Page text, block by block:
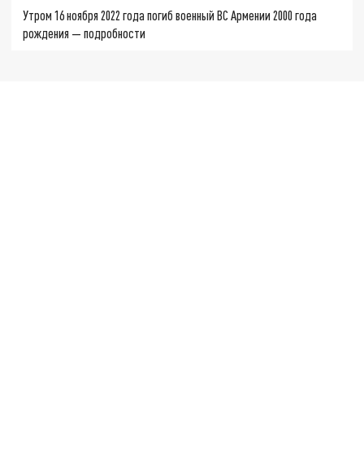
Утром 16 ноября 2022 года погиб военный ВС Армении 2000 года
рождения — подробности